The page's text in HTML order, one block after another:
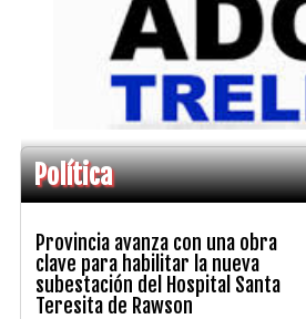
Política
Provincia avanza con una obra
clave para habilitar la nueva
subestación del Hospital Santa
Teresita de Rawson